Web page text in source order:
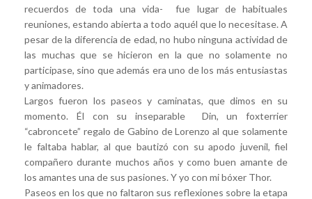
recuerdos de toda una vida- fue lugar de habituales
reuniones, estando abierta a todo aquél que lo necesitase. A
pesar de la diferencia de edad, no hubo ninguna actividad de
las muchas que se hicieron en la que no solamente no
participase, sino que además era uno de los más entusiastas
y animadores.
Largos fueron los paseos y caminatas, que dimos en su
momento. Él con su inseparable Din, un foxterrier
“cabroncete” regalo de Gabino de Lorenzo al que solamente
le faltaba hablar, al que bautizó con su apodo juvenil, fiel
compañero durante muchos años y como buen amante de
los amantes una de sus pasiones. Y yo con mi bóxer Thor.
Paseos en los que no faltaron sus reflexiones sobre la etapa